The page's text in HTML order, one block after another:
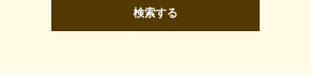
検索する